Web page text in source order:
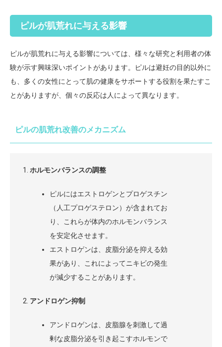
ピルが肌荒れに与える影響
ピルが肌荒れに与える影響については、様々な研究と利用者の体
験が示す興味深いポイントがあります。ピルは避妊の目的以外に
も、多くの女性にとって肌の健康をサポートする役割を果たすこ
とがありますが、個々の反応は人によって異なります。
ピルの肌荒れ改善のメカニズム
ホルモンバランスの調整
ピルにはエストロゲンとプロゲスチン
（人工プロゲステロン）が含まれてお
り、これらが体内のホルモンバランス
を安定化させます。
エストロゲンは、皮脂分泌を抑える効
果があり、これによってニキビの発生
が減少することがあります。
アンドロゲン抑制
アンドロゲンは、皮脂腺を刺激して過
剰な皮脂分泌を引き起こすホルモンで